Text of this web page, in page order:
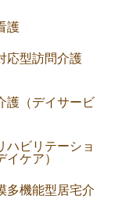
護
応型訪問介護
護（デイサービ
ハビリテーショ
イケア）
多機能型居宅介